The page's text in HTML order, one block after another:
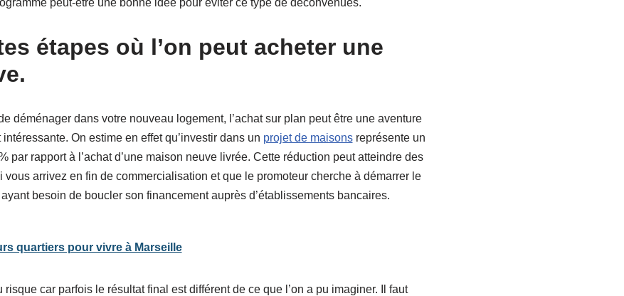
peut-être une bonne idée pour éviter ce type de déconvenues.
étapes où l’on peut acheter une
déménager dans votre nouveau logement, l’achat sur plan peut être une aventure
On estime en effet qu’investir dans un projet de maisonsreprésente un
par rapport à l’achat d’une maison neuve livrée. Cette réduction peut atteindre des
vous arrivez en fin de commercialisation et que le promoteur cherche à démarrer le
besoin de boucler son financement auprès d’établissements bancaires.
quartiers pour vivre à Marseille
risque car parfois le résultat final est différent de ce que l’on a pu imaginer. Il faut